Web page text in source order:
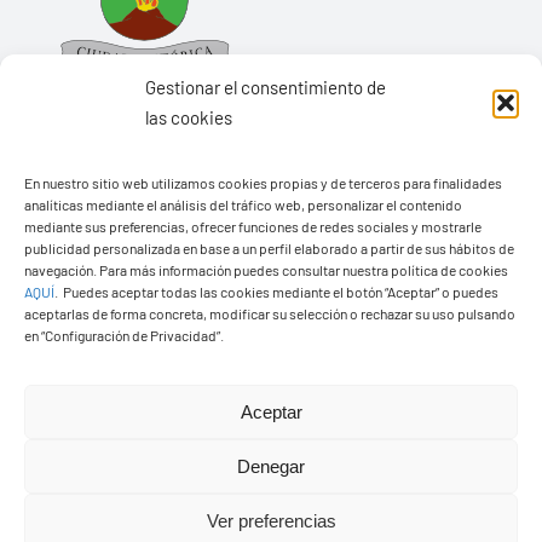
Gestionar el consentimiento de
las cookies
En nuestro sitio web utilizamos cookies propias y de terceros para finalidades
analíticas mediante el análisis del tráfico web, personalizar el contenido
mediante sus preferencias, ofrecer funciones de redes sociales y mostrarle
publicidad personalizada en base a un perfil elaborado a partir de sus hábitos de
navegación. Para más información puedes consultar nuestra política de cookies
AQUÍ
Puedes aceptar todas las cookies mediante el botón “Aceptar” o puedes
aceptarlas de forma concreta, modificar su selección o rechazar su uso pulsando
en “Configuración de Privacidad”.
Aceptar
Denegar
Ver preferencias
Ayuntamiento de Yaiza
Pza. de Los Remedios, 1
35570 – Yaiza
Tel:928 83 62 20
derechos reservads
Diseño web Solucionet.com